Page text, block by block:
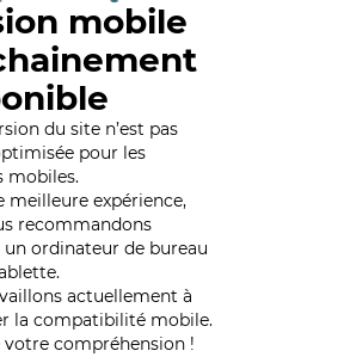
mobile
du site n’est pas
pour les
mobiles.
meilleure expérience,
recommandons
ordinateur de bureau
actuellement à
la compatibilité mobile.
votre compréhension !